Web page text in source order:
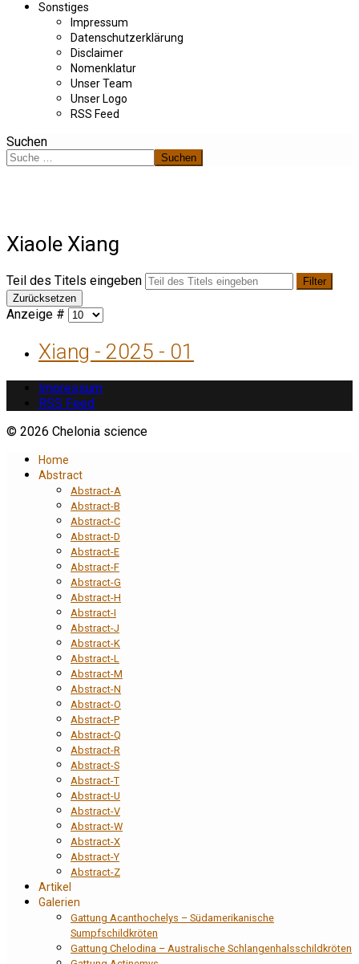
Sonstiges
Impressum
Datenschutzerklärung
Disclaimer
Nomenklatur
Unser Team
Unser Logo
RSS Feed
Suchen
Suchen
Xiaole Xiang
Teil des Titels eingeben
Filter
Zurücksetzen
Anzeige #
Xiang - 2025 - 01
Impressum
RSS Feed
© 2026 Chelonia science
Home
Abstract
Abstract-A
Abstract-B
Abstract-C
Abstract-D
Abstract-E
Abstract-F
Abstract-G
Abstract-H
Abstract-I
Abstract-J
Abstract-K
Abstract-L
Abstract-M
Abstract-N
Abstract-O
Abstract-P
Abstract-Q
Abstract-R
Abstract-S
Abstract-T
Abstract-U
Abstract-V
Abstract-W
Abstract-X
Abstract-Y
Abstract-Z
Artikel
Galerien
Gattung Acanthochelys – Südamerikanische
Sumpfschildkröten
Gattung Chelodina – Australische Schlangenhalsschildkröten